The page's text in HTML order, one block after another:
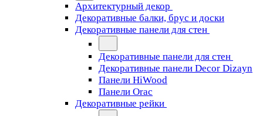
Архитектурный декор
Декоративные балки, брус и доски
Декоративные панели для стен
Декоративные панели для стен
Декоративные панели Decor Dizayn
Панели HiWood
Панели Orac
Декоративные рейки